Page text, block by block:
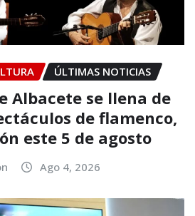
ÚLTIMAS NOTICIAS
Albacete se llena de
de flamenco,
este 5 de agosto
Ago 4, 2026